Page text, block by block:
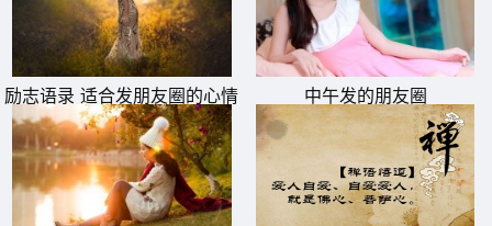
11、你很富有，周围都是笑脸;你没有钱，一切疏远了你;你
有权利，耳边满是甜言蜜语;你没有权利，到处都是敷衍。
12、在这个迷宫里，所有的烦恼，我们没有脱口而出，只是
无名的抱怨。
13、年轻的我们不在乎什么，总是让人受伤。
14、婚姻不是为了生活，而是为了爱一辈子。
励志语录 适合发朋友圈的心情
句子
中午发的朋友圈